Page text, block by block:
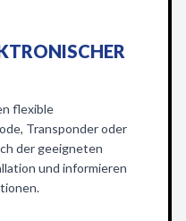
flexible
Transponder oder
der geeigneten
und informieren